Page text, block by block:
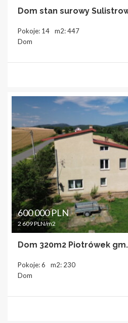
Dom stan surowy
Pokoje: 14
m2: 447
Dom
600 000 PLN
2 609 PLN/m2
Dom 320m2 Piotrówek
Pokoje: 6
m2: 230
Dom